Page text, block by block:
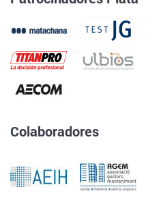
Colaboradores